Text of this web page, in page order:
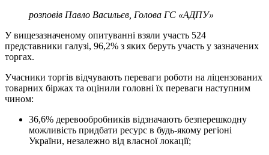
розповів Павло Васильєв, Голова ГС «АДПУ»
У вищезазначеному опитуванні взяли участь 524
представники галузі, 96,2% з яких беруть участь у зазначених
торгах.
Учасники торгів відчувають переваги роботи на ліцензованих
товарних біржах та оцінили головні їх переваги наступним
чином:
36,6% деревообробників відзначають безперешкодну
можливість придбати ресурс в будь-якому регіоні
України, незалежно від власної локації;